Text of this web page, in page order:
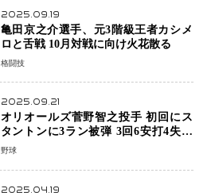
2025.09.19
亀田京之介選手、元3階級王者カシメ
格闘技
2025.09.21
オリオールズ菅野智之投手 初回にス
タントンに3ラン被弾 3回6安打4失点
で降板
野球
2025.04.19